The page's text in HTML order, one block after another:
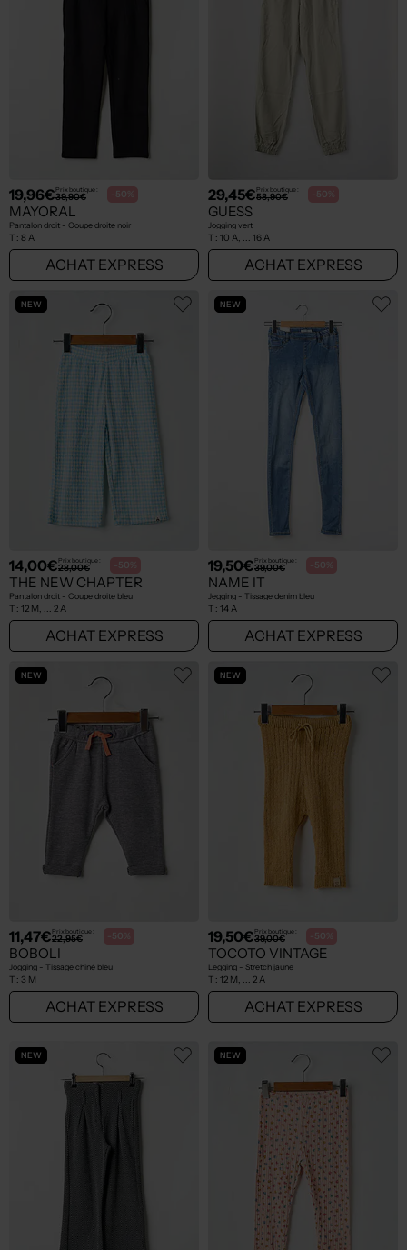
19,96€Prix boutique :
39,90€ -50%
MAYORAL
Pantalon droit - Coupe droite noir
T : 8 A
ACHAT EXPRESS
29,45€Prix boutique :
58,90€ -50%
GUESS
Jogging vert
T : 10 A, ... 16 A
ACHAT EXPRESS
NEW
14,00€Prix boutique :
28,00€ -50%
THE NEW CHAPTER
Pantalon droit - Coupe droite bleu
T : 12 M, ... 2 A
ACHAT EXPRESS
NEW
19,50€Prix boutique :
39,00€ -50%
NAME IT
Jegging - Tissage denim bleu
T : 14 A
ACHAT EXPRESS
NEW
11,47€Prix boutique :
22,95€ -50%
BOBOLI
Jogging - Tissage chiné bleu
T : 3 M
ACHAT EXPRESS
NEW
19,50€Prix boutique :
39,00€ -50%
TOCOTO VINTAGE
Legging - Stretch jaune
T : 12 M, ... 2 A
ACHAT EXPRESS
NEW NEW